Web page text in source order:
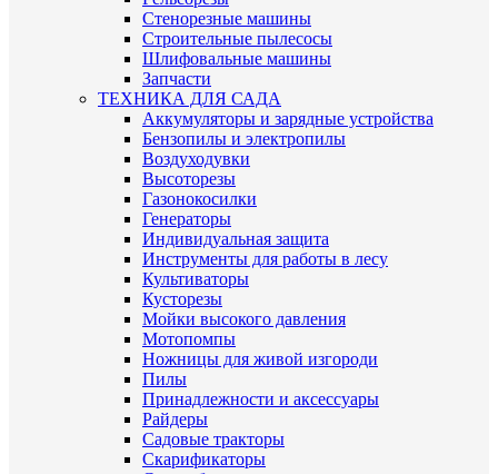
Стенорезные машины
Строительные пылесосы
Шлифовальные машины
Запчасти
ТЕХНИКА ДЛЯ САДА
Аккумуляторы и зарядные устройства
Бензопилы и электропилы
Воздуходувки
Высоторезы
Газонокосилки
Генераторы
Индивидуальная защита
Инструменты для работы в лесу
Культиваторы
Кусторезы
Мойки высокого давления
Мотопомпы
Ножницы для живой изгороди
Пилы
Принадлежности и аксессуары
Райдеры
Садовые тракторы
Скарификаторы